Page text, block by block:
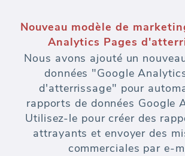
Nouveau modèle de
Analytics Pages
Nous avons ajouté un
données "Google
d'atterrissage" pour
rapports de données Google
Utilisez-le pour créer des
attrayants et envoyer des
commerciales par e-